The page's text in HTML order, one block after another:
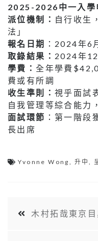
2025-2026中一入學
派位機制： 自行收生
法」
報名日期 ：2024年6
取錄結果： 2024年
學費：全年學費
費或有所調
收生準則： 視乎面試
自我管理等綜合能力
面試環節 ：第一階段
長出席
Yvonne Wong 升中
木村拓哉東京